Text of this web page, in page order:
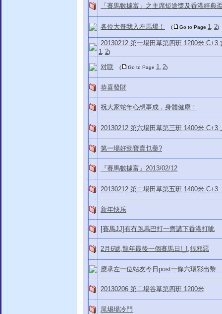
「賽馬數據富」之主席短途獎及香港經典
各位大哥我入左馬場！ ( Go to Page 1 2)
20130212 第一場田草第四班 1200米 C+3
1 2)
对联 ( Go to Page 1 2)
恭喜發財
祝大家蛇年心想事成，身體健康！
20130212 第六場田草第三班 1400米 C+3
第一場好勁寶賣乜藥?
『賽馬數據富』2013/02/12
20130212 第二場田草第五班 1400米 C+3
新年快乐
[賽馬JJ]有冇跑馬巴打一齊講下香港打呲
2月6號,龍年最後一個賽馬日!_!,很邪惡
應承左一位站友今日post一條六環彩出黎...
20130206 第二場谷草第四班 1200米
尾埸場冷門